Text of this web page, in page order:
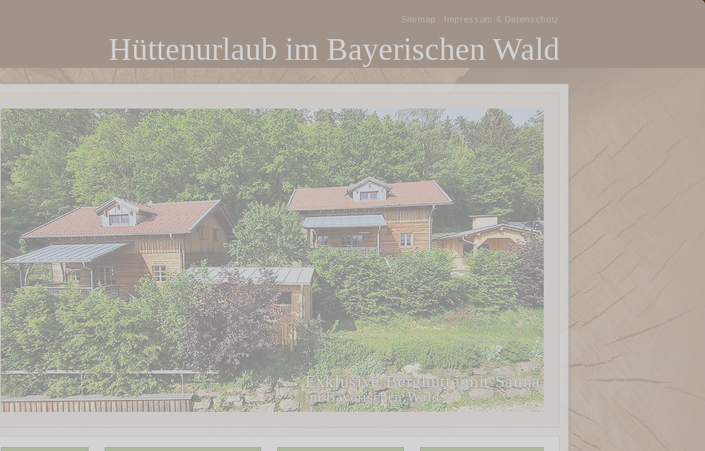
Hüttenurlaub im Bayerischen Wald
Impressum & Datenschutz
Sitemap
Exklusive Berghütte mit Sauna
im Bayerischen Wald